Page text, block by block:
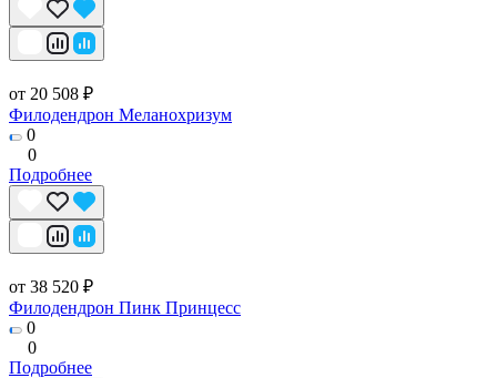
от 20 508 ₽
Филодендрон Меланохризум
0
0
Подробнее
от 38 520 ₽
Филодендрон Пинк Принцесс
0
0
Подробнее